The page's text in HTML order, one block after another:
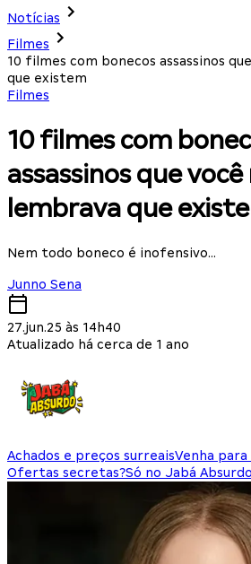
Notícias
Filmes
10 filmes com bonecos assassinos
que existem
Filmes
10 filmes com
assassinos que
lembrava que
Nem todo boneco é inofensivo...
Junno Sena
27.jun.25 às 14h40
Atualizado há cerca de 1 ano
Achados e preços surreaisVenha
Ofertas secretas?Só no Jabá